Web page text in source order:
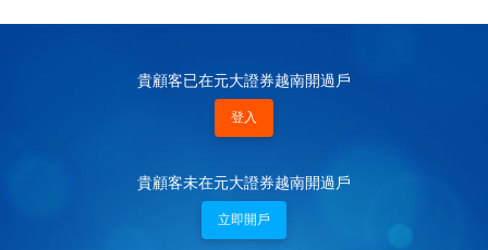
貴顧客已在元大證券越南開過戶
登入
貴顧客未在元大證券越南開過戶
立即開戶